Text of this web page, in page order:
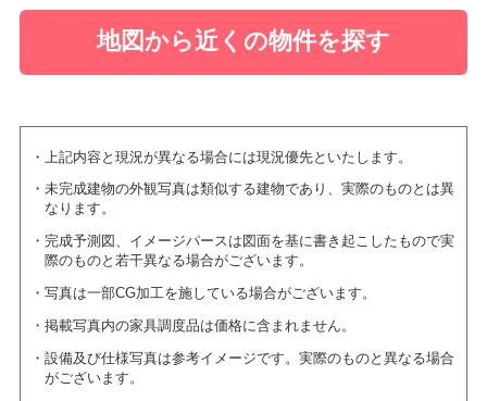
地図から近くの物件を探す
上記内容と現況が異なる場合には現況優先といたします。
未完成建物の外観写真は類似する建物であり、実際のものとは異
なります。
完成予測図、イメージパースは図面を基に書き起こしたもので実
際のものと若干異なる場合がございます。
写真は一部CG加工を施している場合がございます。
掲載写真内の家具調度品は価格に含まれません。
設備及び仕様写真は参考イメージです。実際のものと異なる場合
がございます。